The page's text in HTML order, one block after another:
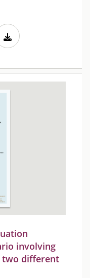
involving
two different